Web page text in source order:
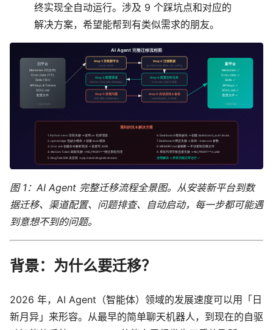
终实现全自动运行。涉及 9 个踩坑点和对应的
解决方案，希望能帮到有类似需求的朋友。
图 1：AI Agent 完整迁移流程全景图。从安装新平台到数
据迁移、渠道配置、问题排查、自动启动，每一步都可能遇
到意想不到的问题。
背景：为什么要迁移？
2026 年，AI Agent（智能体）领域的发展速度可以用「日
新月异」来形容。从最早的简单聊天机器人，到现在的自驱